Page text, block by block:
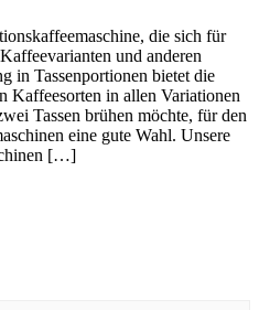
die sich für
und anderen
in Tassenportionen bietet die
in allen Variationen
Tassen brühen möchte, für den
eine gute Wahl. Unsere
[…]